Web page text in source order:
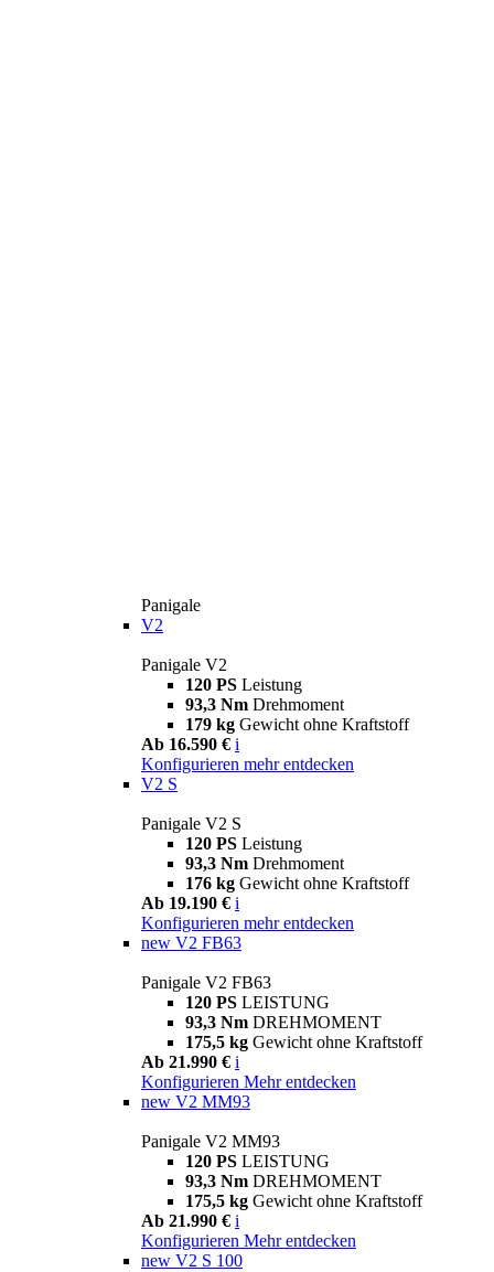
Panigale
V2
Panigale V2
120 PS Leistung
93,3 Nm Drehmoment
179 kg Gewicht ohne Kraftstoff
Ab 16.590 € i
Konfigurieren mehr entdecken
V2 S
Panigale V2 S
120 PS Leistung
93,3 Nm Drehmoment
176 kg Gewicht ohne Kraftstoff
Ab 19.190 € i
Konfigurieren mehr entdecken
new V2 FB63
Panigale V2 FB63
120 PS LEISTUNG
93,3 Nm DREHMOMENT
175,5 kg Gewicht ohne Kraftstoff
Ab 21.990 € i
Konfigurieren Mehr entdecken
new V2 MM93
Panigale V2 MM93
120 PS LEISTUNG
93,3 Nm DREHMOMENT
175,5 kg Gewicht ohne Kraftstoff
Ab 21.990 € i
Konfigurieren Mehr entdecken
new V2 S 100